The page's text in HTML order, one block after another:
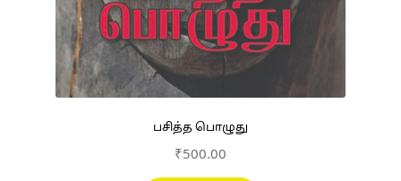
பசித்த பொழுது
₹500.00